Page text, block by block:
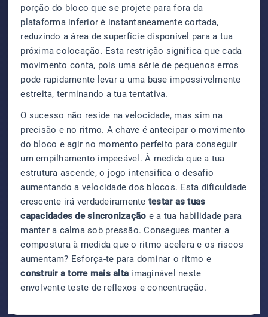
porção do bloco que se projete para fora da
plataforma inferior é instantaneamente cortada,
reduzindo a área de superfície disponível para a tua
próxima colocação. Esta restrição significa que cada
movimento conta, pois uma série de pequenos erros
pode rapidamente levar a uma base impossivelmente
estreita, terminando a tua tentativa.
O sucesso não reside na velocidade, mas sim na
precisão e no ritmo. A chave é antecipar o movimento
do bloco e agir no momento perfeito para conseguir
um empilhamento impecável. À medida que a tua
estrutura ascende, o jogo intensifica o desafio
aumentando a velocidade dos blocos. Esta dificuldade
crescente irá verdadeiramente testar as tuas
capacidades de sincronização e a tua habilidade para
manter a calma sob pressão. Consegues manter a
compostura à medida que o ritmo acelera e os riscos
aumentam? Esforça-te para dominar o ritmo e
construir a torre mais alta imaginável neste
envolvente teste de reflexos e concentração.